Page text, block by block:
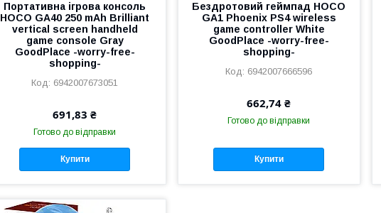
Портативна ігрова консоль
HOCO GA40 250 mAh Brilliant
vertical screen handheld
game console Gray
GoodPlace -worry-free-
shopping-
6942007673051
691,83 ₴
Готово до відправки
Купити
Бездротовий геймпад HOCO
GA1 Phoenix PS4 wireless
game controller White
GoodPlace -worry-free-
shopping-
6942007666596
662,74 ₴
Готово до відправки
Купити